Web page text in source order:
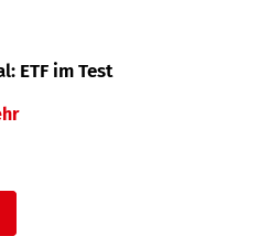
ETF im Test